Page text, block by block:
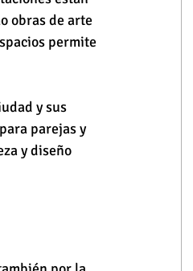
obras de arte
permite
y sus
parejas y
y diseño